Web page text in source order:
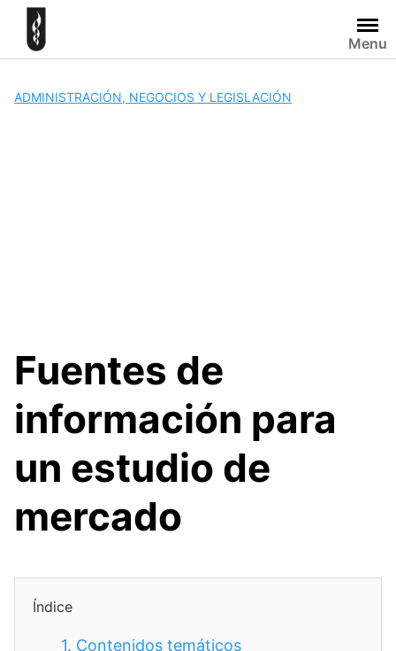
Skip
content
Menu
ADMINISTRACIÓN, NEGOCIOS Y LEGISLACIÓN
Fuentes de
información para
un estudio de
mercado
Índice
1. Contenidos temáticos